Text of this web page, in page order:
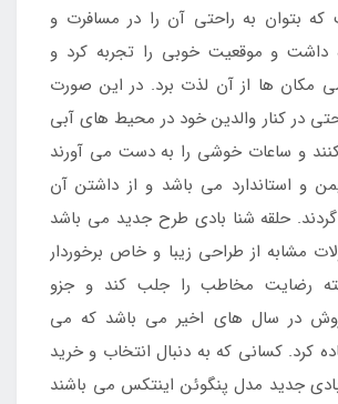
بتوان به راحتی آن را در مسافرت و
داشت و موقعیت خوبی را تجربه کرد و
مکان ها از آن لذت برد. در این صورت
در کنار والدین خود در محیط های آبی
و ساعات خوشی را به دست می آورند
و استاندارد می باشد و از داشتن آن
حلقه شنا بادی طرح جدید می باشد
مشابه از طراحی زیبا و خاص برخوردار
رضایت مخاطب را جلب کند و جزو
در سال های اخیر می باشد که می
کرد. کسانی که به دنبال انتخاب و خرید
جدید مدل پنگوئن اینتکس می باشند